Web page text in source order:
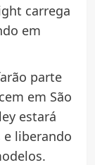
carrega
em
parte
em São
estará
e liberando